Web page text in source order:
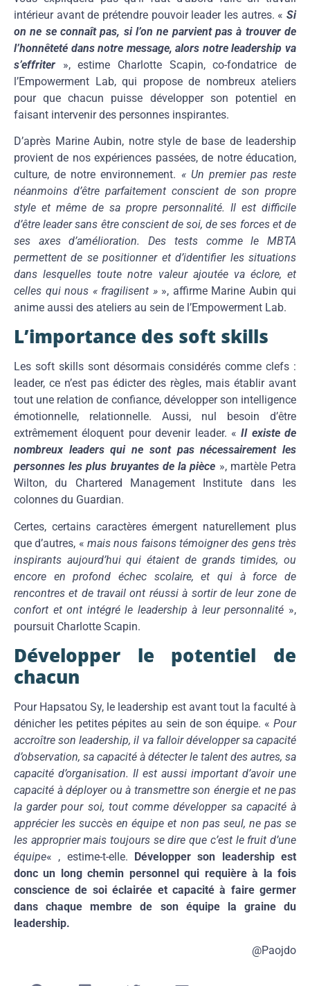
intérieur avant de prétendre pouvoir leader les autres. « Si
on ne se connaît pas, si l’on ne parvient pas à trouver de
l’honnêteté dans notre message, alors notre leadership va
s’effriter
», estime Charlotte Scapin, co-fondatrice de
l’Empowerment Lab, qui propose de nombreux ateliers
pour que chacun puisse développer son potentiel en
faisant intervenir des personnes inspirantes.
D’après Marine Aubin, notre style de base de leadership
provient de nos expériences passées, de notre éducation,
culture, de notre environnement. « Un premier pas reste
néanmoins d’être parfaitement conscient de son propre
style et même de sa propre personnalité. Il est difficile
d’être leader sans être conscient de soi, de ses forces et de
ses axes d’amélioration. Des tests comme le MBTA
permettent de se positionner et d’identifier les situations
dans lesquelles toute notre valeur ajoutée va éclore, et
celles qui nous « fragilisent » », affirme Marine Aubin qui
anime aussi des ateliers au sein de l’Empowerment Lab.
L’importance des soft skills
Les soft skills sont désormais considérés comme clefs :
leader, ce n’est pas édicter des règles, mais établir avant
tout une relation de confiance, développer son intelligence
émotionnelle, relationnelle. Aussi, nul besoin d’être
extrêmement éloquent pour devenir leader. « Il existe de
nombreux leaders qui ne sont pas nécessairement les
personnes les plus bruyantes de la pièce », martèle Petra
Wilton, du Chartered Management Institute dans les
colonnes du Guardian.
Certes, certains caractères émergent naturellement plus
que d’autres, « mais nous faisons témoigner des gens très
inspirants aujourd’hui qui étaient de grands timides, ou
encore en profond échec scolaire, et qui à force de
rencontres et de travail ont réussi à sortir de leur zone de
confort et ont intégré le leadership à leur personnalité »,
poursuit Charlotte Scapin.
Développer le potentiel de
chacun
Pour Hapsatou Sy, le leadership est avant tout la faculté à
dénicher les petites pépites au sein de son équipe. « Pour
accroître son leadership, il va falloir développer sa capacité
d’observation, sa capacité à détecter le talent des autres, sa
capacité d’organisation. Il est aussi important d’avoir une
capacité à déployer ou à transmettre son énergie et ne pas
la garder pour soi, tout comme développer sa capacité à
apprécier les succès en équipe et non pas seul, ne pas se
les approprier mais toujours se dire que c’est le fruit d’une
équipe« , estime-t-elle.
Développer son leadership est
donc un long chemin personnel qui requière à la fois
conscience de soi éclairée et capacité à faire germer
dans chaque membre de son équipe la graine du
leadership.
@Paojdo